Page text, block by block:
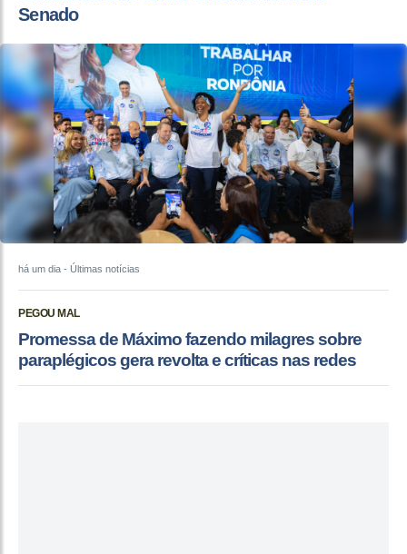
Senado
há um dia - Últimas notícias
PEGOU MAL
Promessa de Máximo fazendo milagres sobre
paraplégicos gera revolta e críticas nas redes